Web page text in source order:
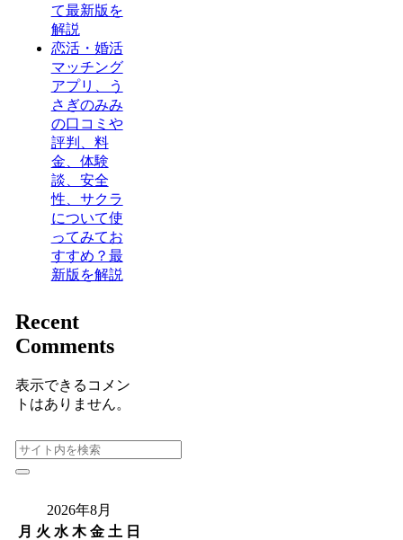
て最新版を
解説
恋活・婚活
マッチング
アプリ、う
さぎのみみ
の口コミや
評判、料
金、体験
談、安全
性、サクラ
について使
ってみてお
すすめ？最
新版を解説
Recent
Comments
表示できるコメン
トはありません。
2026年8月
月 火 水 木 金 土 日